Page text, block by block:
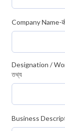
Company Name-
Designation /
তথ্য
Business